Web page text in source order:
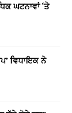
ਘਟਨਾਵਾਂ ‘ਤੇ
ਵਿਧਾਇਕ ਨੇ